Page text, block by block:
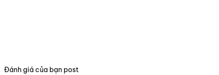
Đánh giá của bạn post